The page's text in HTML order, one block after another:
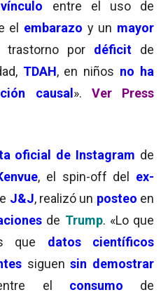
entre el uso de
el embarazo y un mayor
trastorno por déficit
de
TDAH, en niños no ha
causal ». Ver Press
oficial de Instagram de
, el spin-off del
ex-
J&J, realizó un posteo en
de Trump. «Lo que
que datos científicos
siguen sin demostrar
el consumo
de